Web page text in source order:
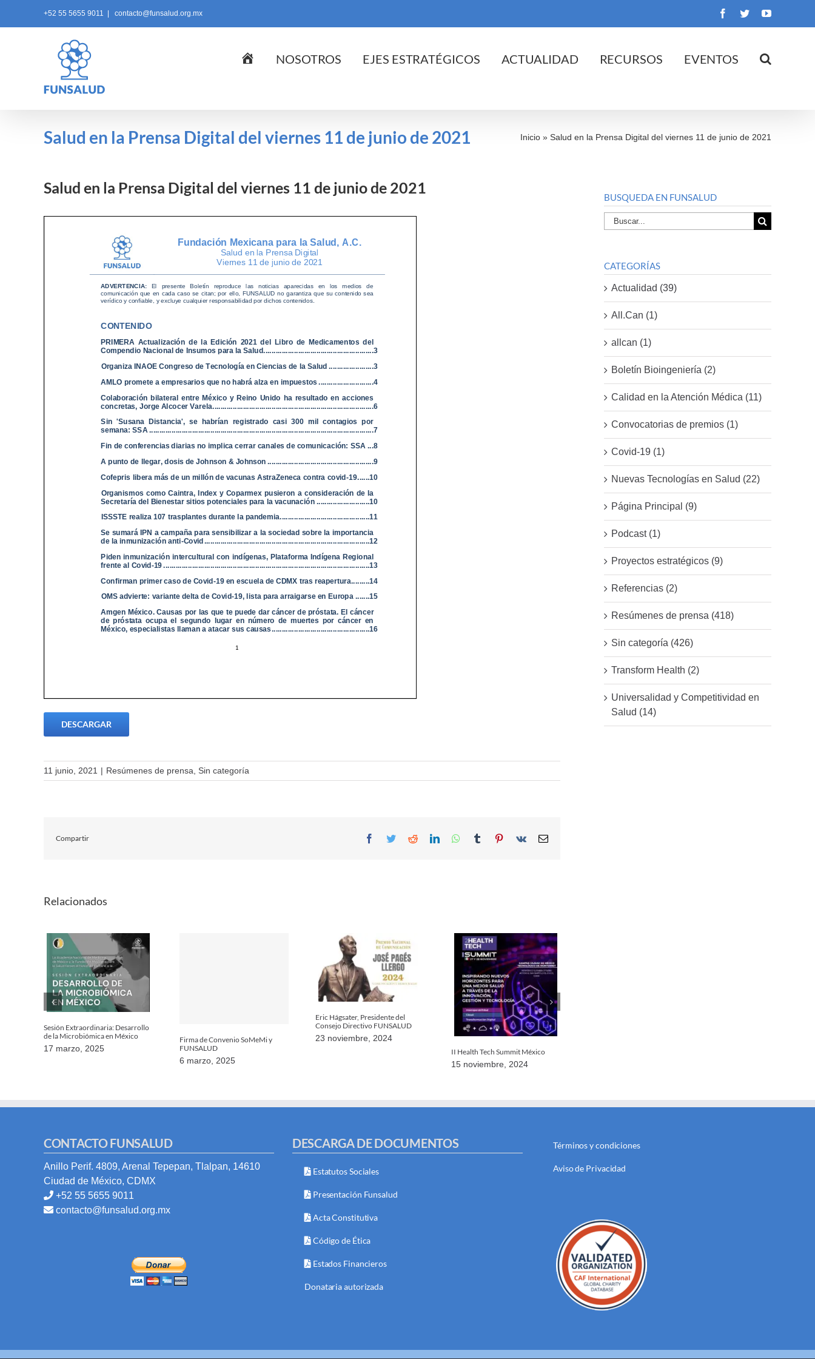
+52 55 5655 9011 contacto@funsalud.org.mx Facebook
TwitterYouTube
InicioNOSOTROS EJES ESTRATÉGICOS ACTUALIDAD RECURSOS EVENTOS
Salud en la Prensa Digital del viernes 11 de junio de 2021 Inicio » Salud en la Prensa Digital del viernes 11 de junio de 2021
Salud en la Prensa Digital del viernes 11 de junio de 2021
DESCARGAR
11 junio, 2021 | Resúmenes de prensa Sin categoría
Compartir Facebook
TwitterRedditLinkedInWhatsApp
Tumblr Pinterest
Vk Email
Relacionados
Sesión Extraordinaria: Desarrollo
de la Microbiómica en México
17 marzo, 2025
Firma de Convenio SoMeMi y
FUNSALUD
6 marzo, 2025
Eric Hágsater, Presidente del
Consejo Directivo FUNSALUD
23 noviembre, 2024
II Health Tech Summit México
15 noviembre, 2024
BUSQUEDA EN FUNSALUD
Buscar
por:
CATEGORÍAS
Actualidad (39)
All.Can (1)
allcan (1)
Boletín Bioingeniería (2)
Calidad en la Atención Médica (11)
Convocatorias de premios (1)
Covid-19 (1)
Nuevas Tecnologías en Salud (22)
Página Principal (9)
Podcast (1)
Proyectos estratégicos (9)
Referencias (2)
Resúmenes de prensa (418)
Sin categoría (426)
Transform Health (2)
Universalidad y Competitividad en
Salud (14)
CONTACTO FUNSALUD
Anillo Perif. 4809, Arenal Tepepan, Tlalpan, 14610
Ciudad de México, CDMX
+52 55 5655 9011
contacto@funsalud.org.mx
DESCARGA DE DOCUMENTOS
Estatutos Sociales
Presentación Funsalud
Acta Constitutiva
Código de Ética
Estados Financieros
Donataria autorizada
Términos y condiciones
Aviso de Privacidad